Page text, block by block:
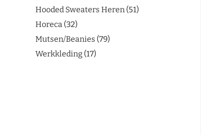
Hooded Sweaters Heren 51
Horeca 32
Mutsen/Beanies 79
Werkkleding 17